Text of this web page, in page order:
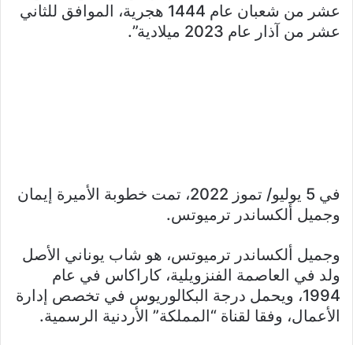
عشر من شعبان عام 1444 هجرية، الموافق للثاني
عشر من آذار عام 2023 ميلادية”.
في 5 يوليو/ تموز 2022، تمت خطوبة الأميرة إيمان
وجميل ألكساندر ترميوتس.
وجميل ألكساندر ترميوتس، هو شاب يوناني الأصل
ولد في العاصمة الفنزويلية، كاراكاس في عام
1994، ويحمل درجة البكالوريوس في تخصص إدارة
الأعمال، وفقا لقناة “المملكة” الأردنية الرسمية.